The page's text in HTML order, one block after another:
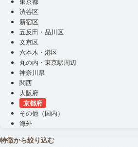
渋谷区
新宿区
五反田・品川区
文京区
六本木・港区
丸の内・東京駅周辺
神奈川県
関西
大阪府
京都府
その他（国内）
海外
特徴から絞り込む